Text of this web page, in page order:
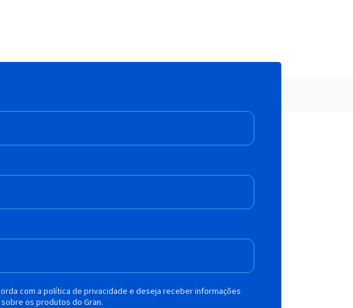
com a política de privacidade e deseja receber informações
os produtos do Gran.